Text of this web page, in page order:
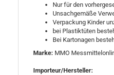
Nur für den
Unsachgemäße
Verpackung Kinder
bei Plastiktüten
Bei Kartonagen
Marke: MMO
Importeur/Hersteller: